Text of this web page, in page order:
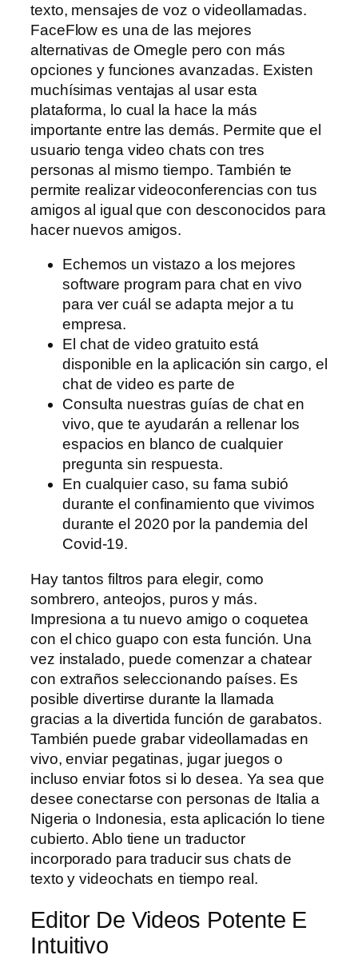
texto, mensajes de voz o videollamadas.
FaceFlow es una de las mejores
alternativas de Omegle pero con más
opciones y funciones avanzadas. Existen
muchísimas ventajas al usar esta
plataforma, lo cual la hace la más
importante entre las demás. Permite que el
usuario tenga video chats con tres
personas al mismo tiempo. También te
permite realizar videoconferencias con tus
amigos al igual que con desconocidos para
hacer nuevos amigos.
Echemos un vistazo a los mejores
software program para chat en vivo
para ver cuál se adapta mejor a tu
empresa.
El chat de video gratuito está
disponible en la aplicación sin cargo, el
chat de video es parte de
Consulta nuestras guías de chat en
vivo, que te ayudarán a rellenar los
espacios en blanco de cualquier
pregunta sin respuesta.
En cualquier caso, su fama subió
durante el confinamiento que vivimos
durante el 2020 por la pandemia del
Covid-19.
Hay tantos filtros para elegir, como
sombrero, anteojos, puros y más.
Impresiona a tu nuevo amigo o coquetea
con el chico guapo con esta función. Una
vez instalado, puede comenzar a chatear
con extraños seleccionando países. Es
posible divertirse durante la llamada
gracias a la divertida función de garabatos.
También puede grabar videollamadas en
vivo, enviar pegatinas, jugar juegos o
incluso enviar fotos si lo desea. Ya sea que
desee conectarse con personas de Italia a
Nigeria o Indonesia, esta aplicación lo tiene
cubierto. Ablo tiene un traductor
incorporado para traducir sus chats de
texto y videochats en tiempo real.
Editor De Videos Potente E
Intuitivo